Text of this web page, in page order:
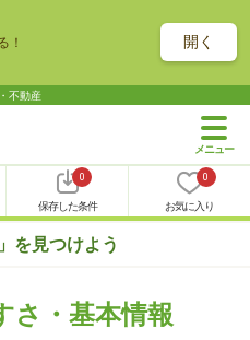
！ 開く
不動産
0
保存した条件
0
お気に入り
を見つけよう
さ・基本情報